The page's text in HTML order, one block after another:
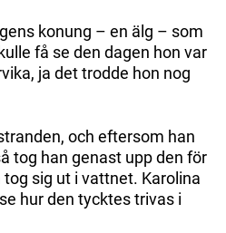
konung – en älg – som
få se den dagen hon var
ja det trodde hon nog
och eftersom han
tog han genast upp den för
sig ut i vattnet. Karolina
hur den tycktes trivas i